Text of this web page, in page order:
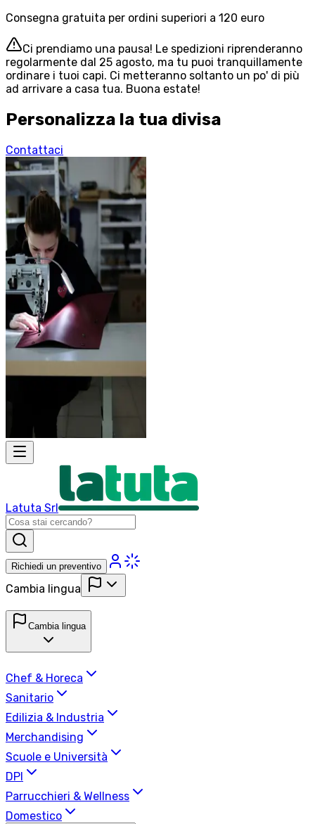
Consegna gratuita per ordini superiori a 120 euro
Ci prendiamo una pausa! Le spedizioni riprenderanno
regolarmente dal 25 agosto, ma tu puoi tranquillamente
ordinare i tuoi capi. Ci metteranno soltanto un po' di più
ad arrivare a casa tua. Buona estate!
Personalizza la tua divisa
Contattaci
Latuta Srl
Richiedi un preventivo
Cambia lingua
Cambia lingua
Chef & Horeca
Sanitario
Edilizia & Industria
Merchandising
Scuole e Università
DPI
Parrucchieri & Wellness
Domestico